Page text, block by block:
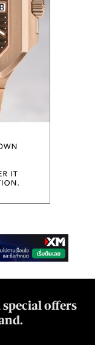
offers